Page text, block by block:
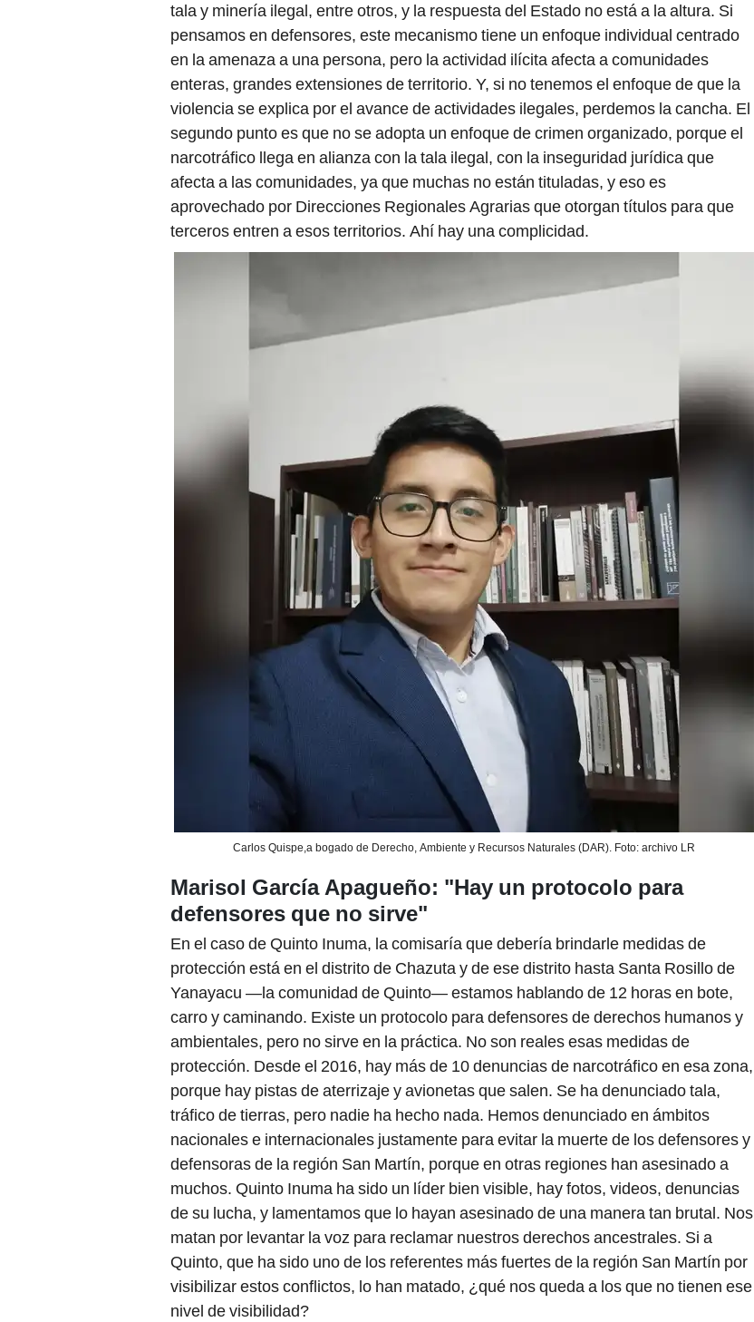
tala y minería ilegal, entre otros, y la respuesta del Estado no está a la altura. Si
pensamos en defensores, este mecanismo tiene un enfoque individual centrado
en la amenaza a una persona, pero la actividad ilícita afecta a comunidades
enteras, grandes extensiones de territorio. Y, si no tenemos el enfoque de que la
violencia se explica por el avance de actividades ilegales, perdemos la cancha. El
segundo punto es que no se adopta un enfoque de crimen organizado, porque el
narcotráfico llega en alianza con la tala ilegal, con la inseguridad jurídica que
afecta a las comunidades, ya que muchas no están tituladas, y eso es
aprovechado por Direcciones Regionales Agrarias que otorgan títulos para que
terceros entren a esos territorios. Ahí hay una complicidad.
Carlos Quispe,a bogado de Derecho, Ambiente y Recursos Naturales (DAR). Foto: archivo LR
Marisol García Apagueño: "Hay un protocolo para
defensores que no sirve"
En el caso de Quinto Inuma, la comisaría que debería brindarle medidas de
protección está en el distrito de Chazuta y de ese distrito hasta Santa Rosillo de
Yanayacu —la comunidad de Quinto— estamos hablando de 12 horas en bote,
carro y caminando. Existe un protocolo para defensores de derechos humanos y
ambientales, pero no sirve en la práctica. No son reales esas medidas de
protección. Desde el 2016, hay más de 10 denuncias de narcotráfico en esa zona,
porque hay pistas de aterrizaje y avionetas que salen. Se ha denunciado tala,
tráfico de tierras, pero nadie ha hecho nada. Hemos denunciado en ámbitos
nacionales e internacionales justamente para evitar la muerte de los defensores y
defensoras de la región San Martín, porque en otras regiones han asesinado a
muchos. Quinto Inuma ha sido un líder bien visible, hay fotos, videos, denuncias
de su lucha, y lamentamos que lo hayan asesinado de una manera tan brutal. Nos
matan por levantar la voz para reclamar nuestros derechos ancestrales. Si a
Quinto, que ha sido uno de los referentes más fuertes de la región San Martín por
visibilizar estos conflictos, lo han matado, ¿qué nos queda a los que no tienen ese
nivel de visibilidad?